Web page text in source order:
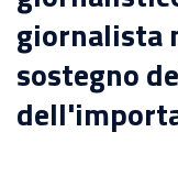
giornalista
sostegno